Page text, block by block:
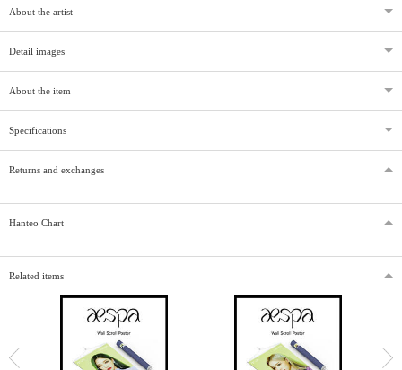
About the artist
Detail images
About the item
Specifications
Returns and exchanges
Hanteo Chart
Related items